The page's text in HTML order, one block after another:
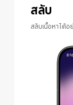
สลับ
สลับเนื้อหาได้อ